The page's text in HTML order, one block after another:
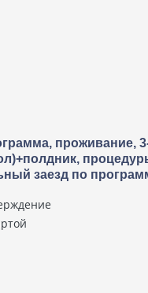
проживание,
заезд по